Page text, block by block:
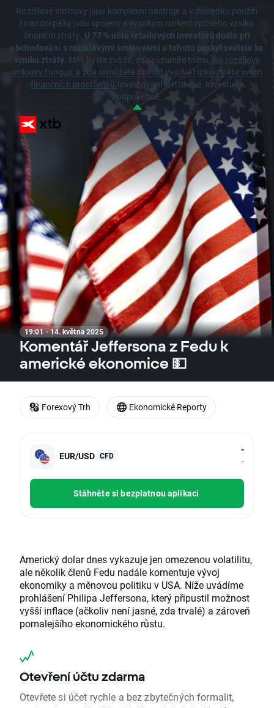
Rozdílové smlouvy jsou komplexní nástroje a v důsledku použití
finanční páky jsou spojeny s vysokým rizikem rychlého vzniku
finanční ztráty. U 77 % účtů retailových investorů došlo při
obchodování s rozdílovými smlouvami u tohoto poskytovatele ke
vzniku ztráty. Měli byste zvážit, zda rozumíte tomu, jak rozdílové
smlouvy fungují, a zda si můžete dovolit vysoké riziko ztráty svých
finančních prostředků.Investování je rizikové. Investujte
zodpovědně.
19:01 · 14. května 2025
Komentář Jeffersona z Fedu k
americké ekonomice 💵
EUR/USD CFD
-
-
Stáhněte si bezplatnou aplikaci
Americký dolar dnes vykazuje jen omezenou volatilitu,
ale několik členů Fedu nadále komentuje vývoj
ekonomiky a měnovou politiku v USA. Níže uvádíme
prohlášení Philipa Jeffersona, který připustil možnost
vyšší inflace (ačkoliv není jasné, zda trvalé) a zároveň
pomalejšího ekonomického růstu.
Otevření účtu zdarma
Otevřete si účet rychle a bez zbytečných formalit,
Forexový Trh Ekonomické Reporty